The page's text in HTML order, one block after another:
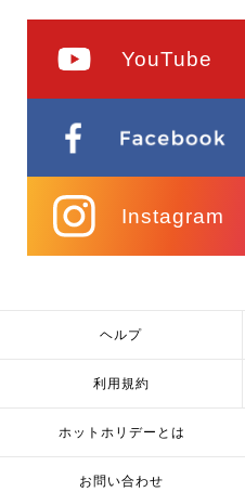
YouTube
Instagram
ヘルプ
利用規約
ホットホリデーとは
お問い合わせ